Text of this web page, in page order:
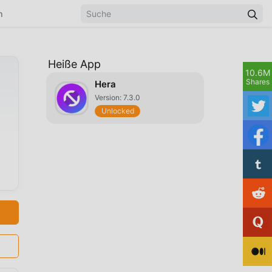
Heiße App
Hera
Version: 7.3.0
Unlocked
10.6M
Shares